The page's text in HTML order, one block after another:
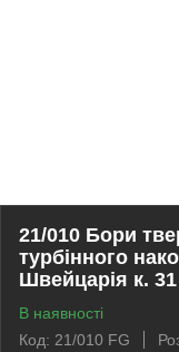
21/010 Бори
турбінного
Швейцарія к. 31
В наявності
Код: 21/010 FG